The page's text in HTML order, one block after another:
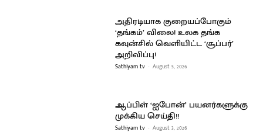
அதிரடியாக குறையப்போகும்
‘தங்கம்’ விலை! உலக தங்க
கவுன்சில் வெளியிட்ட ‘சூப்பர்’
அறிவிப்பு!
Sathiyam tv - August 5, 2026
ஆப்பிள் ‘ஐபோன்’ பயனர்களுக்கு
முக்கிய செய்தி!!
Sathiyam tv - August 3, 2026